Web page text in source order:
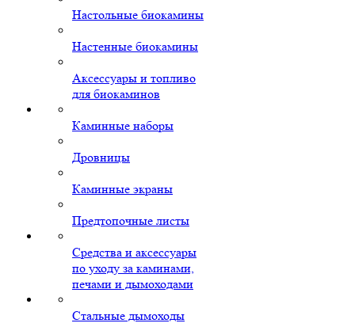
Настольные биокамины
Настенные биокамины
Аксессуары и топливо
для биокаминов
Каминные наборы
Дровницы
Каминные экраны
Предтопочные листы
Средства и аксессуары
по уходу за каминами,
печами и дымоходами
Стальные дымоходы